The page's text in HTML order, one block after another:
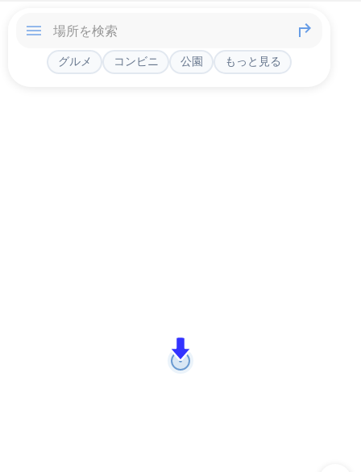
グルメ コンビニ 公園 もっと見る